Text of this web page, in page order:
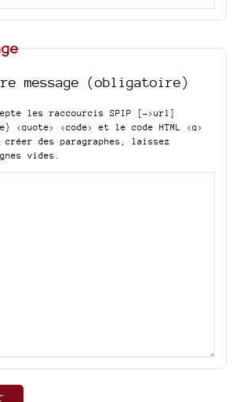
message (obligatoire)
les raccourcis SPIP
[->url]
<code>
et le code HTML <q>
créer des paragraphes, laissez
vides.